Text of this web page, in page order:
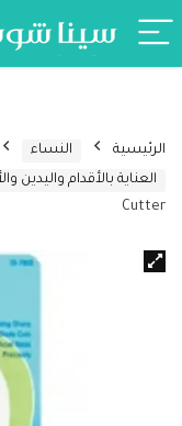
الرئيسية النساء
العناية بالأقدام واليدين
Cutter